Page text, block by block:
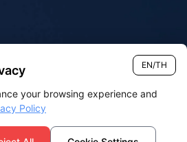
EN/TH
your browsing experience and
Policy